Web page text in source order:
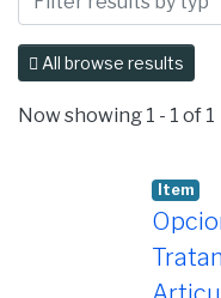
All browse results
Now showing 1 - 1 of 1
Item